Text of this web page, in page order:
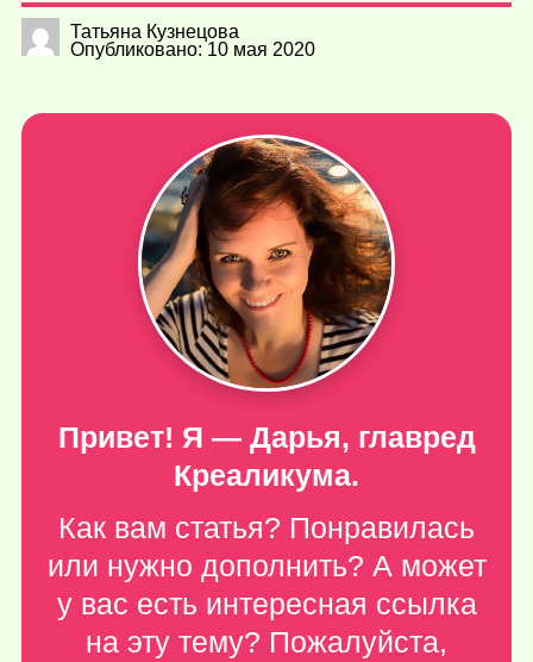
Татьяна Кузнецова
Опубликовано: 10 мая 2020
Привет! Я — Дарья, главред
Креаликума.
Как вам статья? Понравилась
или нужно дополнить? А может
у вас есть интересная ссылка
на эту тему? Пожалуйста,